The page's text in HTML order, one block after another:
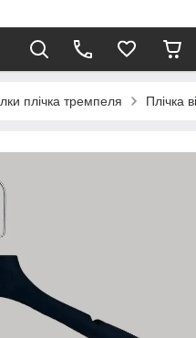
плічка тремпеля Плічка